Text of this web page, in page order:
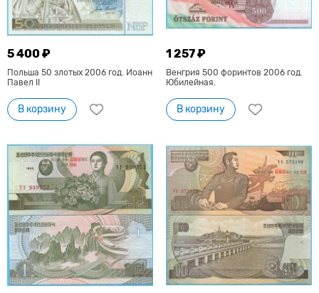
5 400 ₽
Польша 50 злотых 2006 год. Иоанн
Павел II
В корзину
1 257 ₽
Венгрия 500 форинтов 2006 год.
Юбилейная.
В корзину